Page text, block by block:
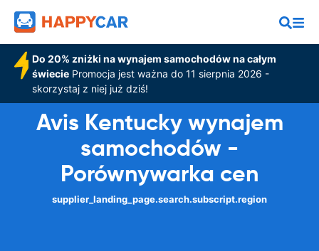
Do 20% zniżki na wynajem samochodów na całym
świeciePromocja jest ważna do 11 sierpnia 2026 -
skorzystaj z niej już dziś!
Avis Kentucky wynajem
samochodów -
Porównywarka cen
supplier_landing_page.search.subscript.region